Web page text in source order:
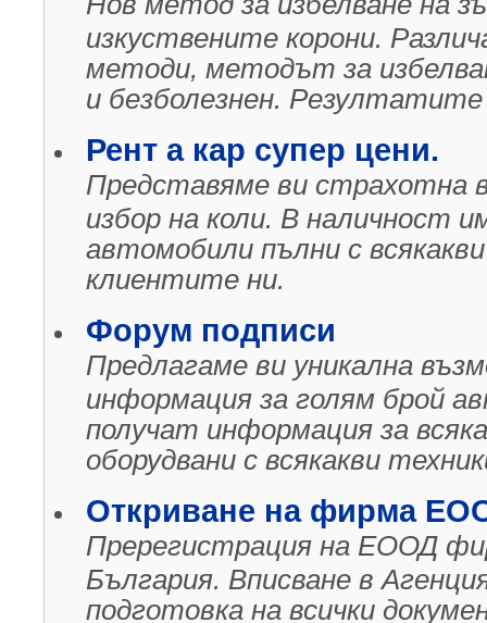
изкуствените корони.
методи, методът за
и безболезнен.
Рент а кар супер цени.
Представяме ви страхотна
избор на коли. В наличност
автомобили пълни с
клиентите ни.
Форум подписи
Предлагаме ви уникална
информация за голям брой
получат информация за
оборудвани с всякакви
Откриване на фирма
Пререгистрация на ЕООД
България. Вписване в
подготовка на всички